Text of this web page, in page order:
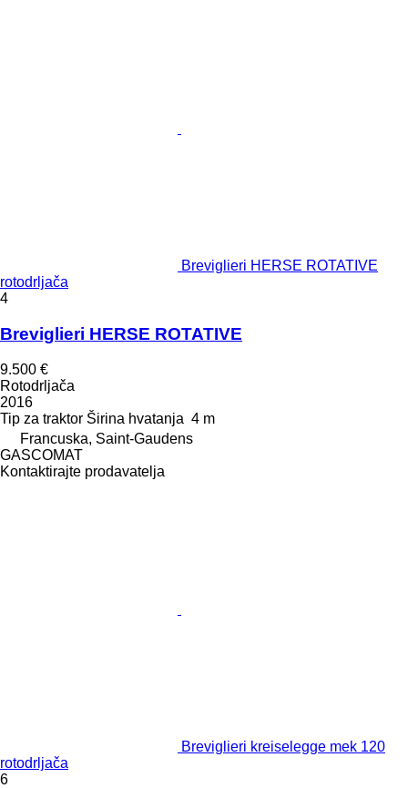
Breviglieri HERSE ROTATIVE
rotodrljača
4
Breviglieri HERSE ROTATIVE
9.500 €
Rotodrljača
2016
Tip za traktor Širina hvatanja 4 m
Francuska, Saint-Gaudens
GASCOMAT
Kontaktirajte prodavatelja
Breviglieri kreiselegge mek 120
rotodrljača
6